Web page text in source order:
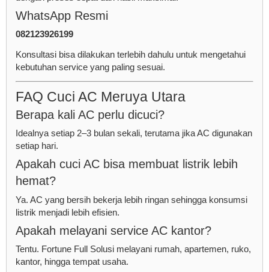
WhatsApp Resmi
082123926199
Konsultasi bisa dilakukan terlebih dahulu untuk mengetahui
kebutuhan service yang paling sesuai.
FAQ Cuci AC Meruya Utara
Berapa kali AC perlu dicuci?
Idealnya setiap 2–3 bulan sekali, terutama jika AC digunakan
setiap hari.
Apakah cuci AC bisa membuat listrik lebih
hemat?
Ya. AC yang bersih bekerja lebih ringan sehingga konsumsi
listrik menjadi lebih efisien.
Apakah melayani service AC kantor?
Tentu. Fortune Full Solusi melayani rumah, apartemen, ruko,
kantor, hingga tempat usaha.